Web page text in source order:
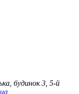
будинок 3, 5-й